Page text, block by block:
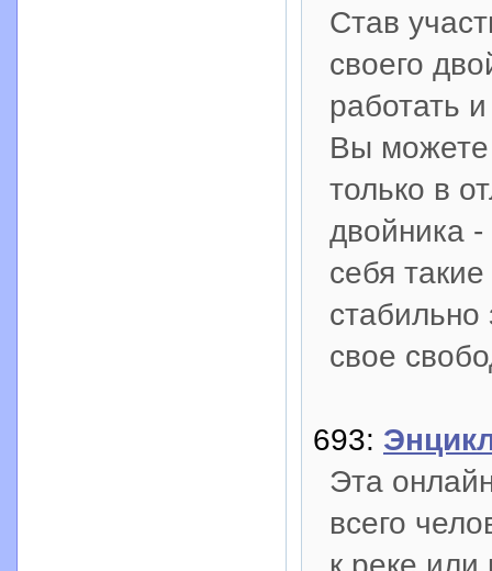
Став
своего
работать
Вы можете
только в
двойника
себя
стабильно
свое
693:
Эта
всего